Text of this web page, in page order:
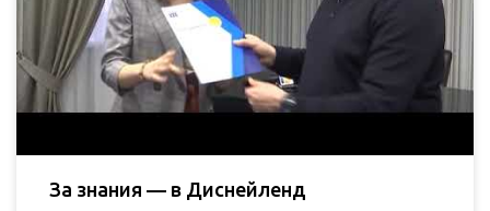
За знания — в Диснейленд